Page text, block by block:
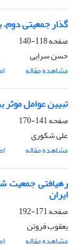
گذار جمعیتی دوم،
صفحه118-140
حسن سرایی
مشاهده مقاله
تبیین عوامل
صفحه141-170
علی شکوری
مشاهده مقاله
رهیافتی جمعیت
ایران
صفحه171-192
یعقوب فروتن
مشاهده مقاله